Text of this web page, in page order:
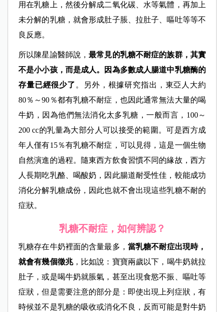
用在乳糖上，然後分解成二氧化碳、水等氣體，再加上
未分解的乳糖，就會形成肚子脹、拉肚子、嘔吐等等不
良反應。
所以陳星諭醫師說，最常見的乳糖不耐症的族群，其實
不是小小孩，而是成人。因為多數成人腸道中乳糖酶的
存量已經很少了 。另外，根據研究指出，東亞人大約
80％～90％都有乳糖不耐症，也因此通常無法大量的喝
牛奶，因為他們無法消化太多乳糖，一般而言，100～
200 cc的乳量為大部分人可以接受的範圍。可是西方成
年人僅有15％有乳糖不耐症，可以見得，這是一個生物
自然演進的過程。隨東西方飲食習慣不同的緣故，西方
人長期吃乳酪、喝酸奶，因此腸道耐受性佳，較能成功
消化分解乳糖成份，因此也就不會出現這些乳糖不耐的
症狀。
乳糖不耐症，如何辨認？
乳糖存在牛奶裡面的含量最多， 當乳糖不耐症出現時，
就會有幾個徵兆，比如說：寶寶兩歲以下，喝牛奶就拉
肚子，或是喝牛奶就脹氣，甚至出現食慾不振、嘔吐等
症狀，但是需要注意的部分是：即使出現上列症狀，有
時候並不是乳糖的吸收或消化不良，反而可能是對牛奶